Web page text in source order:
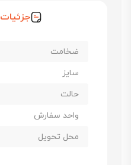
جزئیات
ضخامت
سایز
حالت
واحد سفارش
محل تحویل